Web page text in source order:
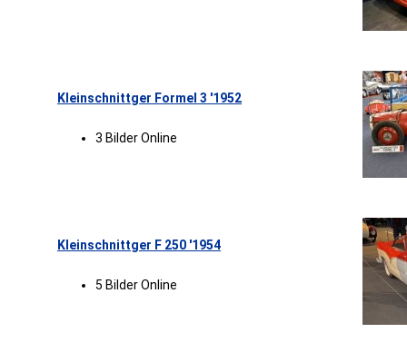
Kleinschnittger Formel 3 '1952
3 Bilder Online
Kleinschnittger F 250 '1954
5 Bilder Online